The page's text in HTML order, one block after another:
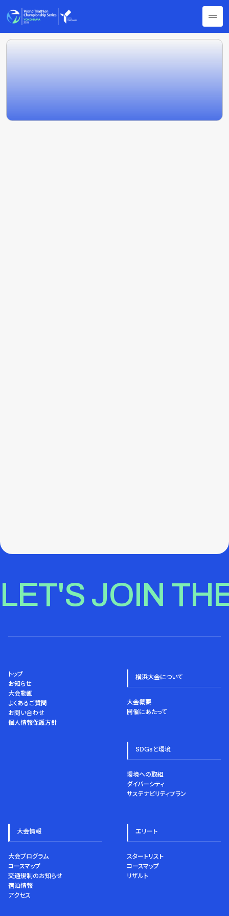
LET'S JOIN
トップ
お知らせ
大会動画
よくあるご質問
お問い合わせ
個人情報保護方針
横浜大会について
大会概要
開催にあたって
SDGsと環境
環境への取組
ダイバーシティ
サステナビリティプラン
大会情報
大会プログラム
コースマップ
交通規制のお知らせ
宿泊情報
アクセス
エリート
スタートリスト
コースマップ
リザルト